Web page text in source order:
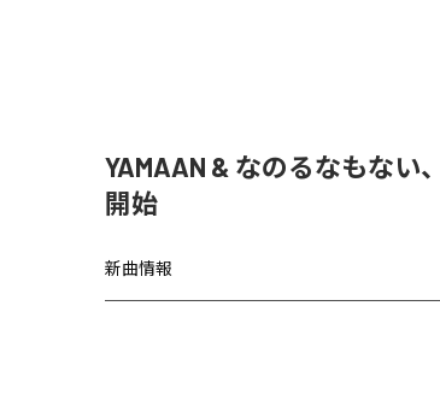
YAMAAN & なのるなもない
開始
新曲情報